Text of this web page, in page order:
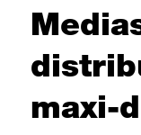
maxi-